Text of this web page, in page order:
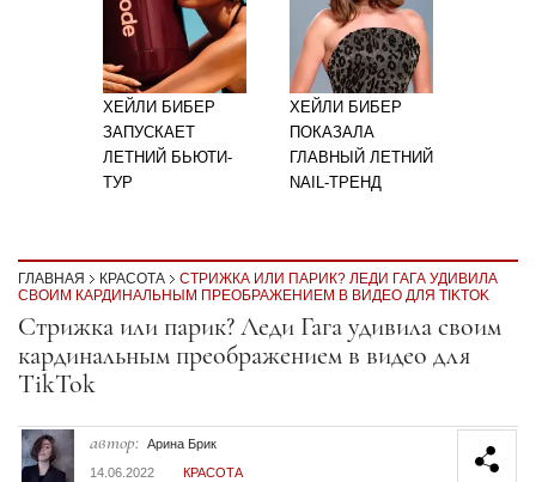
ХЕЙЛИ БИБЕР
ЗАПУСКАЕТ
ЛЕТНИЙ БЬЮТИ-
ТУР
ХЕЙЛИ БИБЕР
ПОКАЗАЛА
ГЛАВНЫЙ ЛЕТНИЙ
NAIL-ТРЕНД
ГЛАВНАЯ КРАСОТА
СТРИЖКА ИЛИ ПАРИК? ЛЕДИ ГАГА УДИВИЛА
СВОИМ КАРДИНАЛЬНЫМ ПРЕОБРАЖЕНИЕМ В ВИДЕО ДЛЯ TIKTOK
Секция статей
Стрижка или парик? Леди Гага удивила своим
кардинальным преображением в видео для
TikTok
автор: Арина Брик
14.06.2022
КРАСОТА